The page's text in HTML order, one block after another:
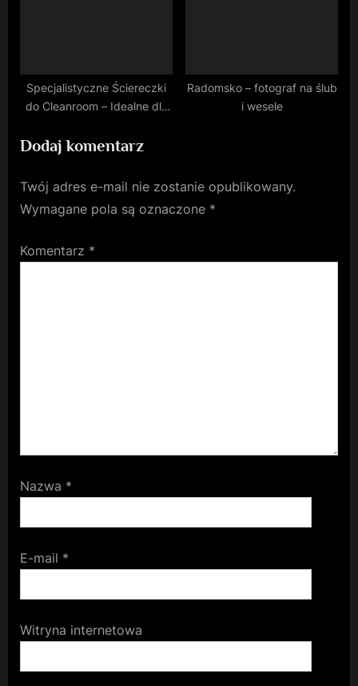
Specjalistyczne Ściereczki
do Cleanroom – Idealne dla
Elektroniki
Radomsko – fotograf na ślub
i wesele
Dodaj komentarz
Twój adres e-mail nie zostanie opublikowany.
Wymagane pola są oznaczone *
Komentarz *
Nazwa *
E-mail *
Witryna internetowa